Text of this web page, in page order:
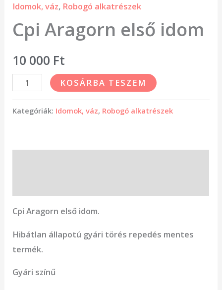
Idomok, váz, Robogó alkatrészek
Cpi Aragorn első idom
10 000 Ft
KOSÁRBA TESZEM
Kategóriák: Idomok, váz, Robogó alkatrészek
Cpi Aragorn első idom.
Hibátlan állapotú gyári törés repedés mentes
termék.
Gyári színű